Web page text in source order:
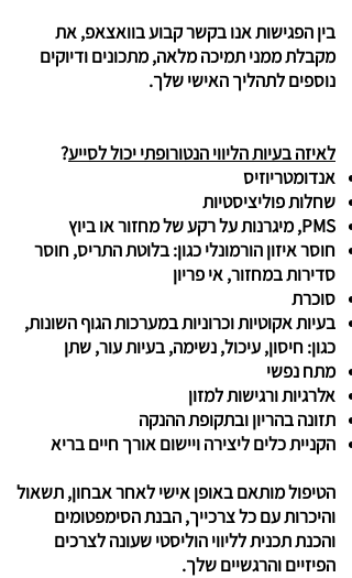
בין הפגישות אנו בקשר קבוע בוואצאפ, את
מקבלת ממני תמיכה מלאה, מתכונים ודיוקים
נוספים לתהליך האישי שלך.
לאיזה בעיות הליווי הנטורופתי יכול לסייע?
אנדומטריוזיס
שחלות פוליציסטיות
PMS, מיגרנות על רקע של מחזור או ביוץ
חוסר איזון הורמונלי כגון: בלוטת התריס, חוסר
סדירות במחזור, אי פריון
סוכרת
בעיות אקוטיות וכרוניות במערכות הגוף השונות,
כגון: חיסון, עיכול, נשימה, בעיות עור, שתן
מתח נפשי
אלרגיות ורגישות למזון
תזונה בהריון ובתקופת ההנקה
הקניית כלים ליצירה ויישום אורך חיים בריא
הטיפול מותאםבאופן אישי לאחר אבחון, תשאול
והיכרות עם כל צרכייך, הבנת הסימפטומים
והכנת תכנית לליווי הוליסטי שעונה לצרכים
הפיזיים והרגשיים שלך.